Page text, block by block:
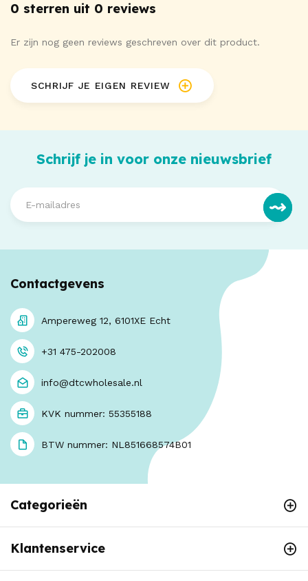
0 sterren uit 0 reviews
Er zijn nog geen reviews geschreven over dit product.
SCHRIJF JE EIGEN REVIEW
Schrijf je in voor onze nieuwsbrief
Contactgevens
Ampereweg 12, 6101XE Echt
+31 475-202008
info@dtcwholesale.nl
KVK nummer: 55355188
BTW nummer: NL851668574B01
Categorieën
Klantenservice